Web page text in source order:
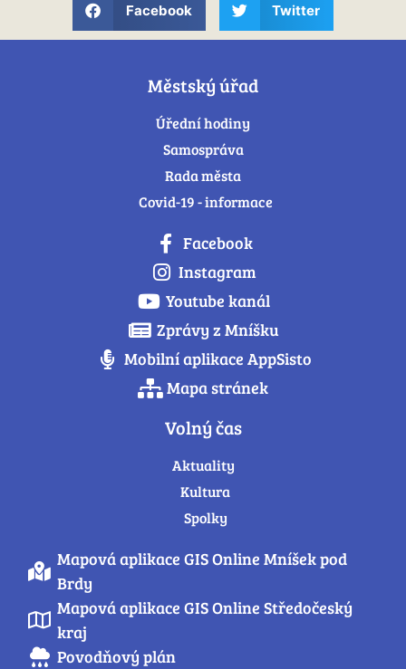
Facebook Twitter
Městský úřad
Úřední hodiny
Samospráva
Rada města
Covid-19 - informace
Facebook
Instagram
Youtube kanál
Zprávy z Mníšku
Mobilní aplikace AppSisto
Mapa stránek
Volný čas
Aktuality
Kultura
Spolky
Mapová aplikace GIS Online Mníšek pod
Brdy
Mapová aplikace GIS Online Středočeský
kraj
Povodňový plán